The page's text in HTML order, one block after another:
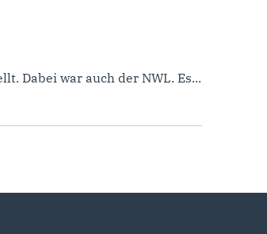
Dabei war auch der NWL. Es...